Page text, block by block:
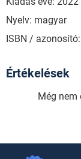
Nyelv: magyar
ISBN /
Értékelések
Még nem